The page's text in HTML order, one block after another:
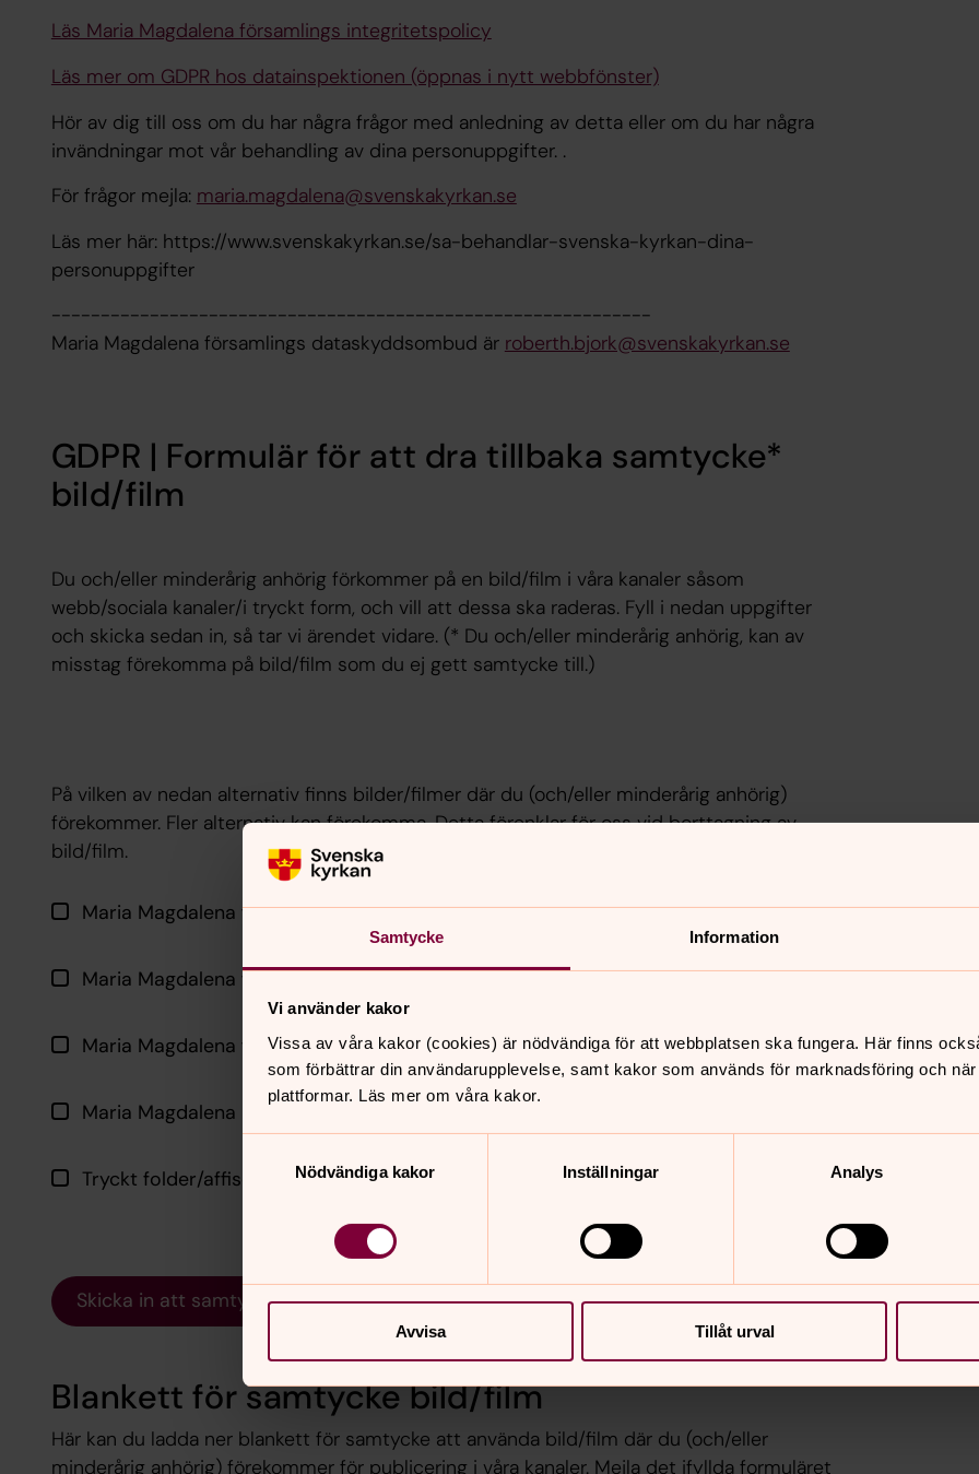
Samtycke Information
Vi använder kakor
Vissa av våra kakor (cookies) är nödvändiga för att webbplatsen ska fungera. Här finns
som förbättrar din användarupplevelse, samt kakor som används för marknadsföring och
plattformar. Läs mer om våra kakor.
Nödvändiga kakor
Inställningar Analys
Avvisa Tillåt urval
Läs Maria Magdalena församlings integritetspolicy
Läs mer om GDPR hos datainspektionen (öppnas i nytt webbfönster)
Hör av dig till oss om du har några frågor med anledning av detta eller om du har några
invändningar mot vår behandling av dina personuppgifter. .
För frågor mejla: maria.magdalena@svenskakyrkan.se
Läs mer här: https://www.svenskakyrkan.se/sa-behandlar-svenska-kyrkan-dina-
personuppgifter
-------------------------------------------------------------
Maria Magdalena församlings dataskyddsombud är roberth.bjork@svenskakyrkan.se
GDPR | Formulär för att dra tillbaka samtycke*
bild/film
Du och/eller minderårig anhörig förkommer på en bild/film i våra kanaler såsom
webb/sociala kanaler/i tryckt form, och vill att dessa ska raderas. Fyll i nedan uppgifter
och skicka sedan in, så tar vi ärendet vidare. (* Du och/eller minderårig anhörig, kan av
misstag förekomma på bild/film som du ej gett samtycke till.)
På vilken av nedan alternativ finns bilder/filmer där du (och/eller minderårig anhörig)
förekommer. Fler alternativ kan förekomma. Detta förenklar för oss vid borttagning av
bild/film.
Maria Magdalena församlings hemsida
Maria Magdalena församling INSTAGRAM
Maria Magdalena församling FACEBOOK
Maria Magdalena Ung INSTAGRAM
Tryckt folder/affisch/annons eller liknande
Skicka in att samtycke bestrids
Blankett för samtycke bild/film
Här kan du ladda ner blankett för samtycke att använda bild/film där du (och/eller
minderårig anhörig) förekommer för publicering i våra kanaler. Mejla det ifyllda formuläret